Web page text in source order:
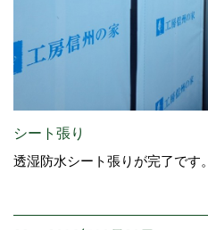
シート張り
透湿防水シート張りが完了です。